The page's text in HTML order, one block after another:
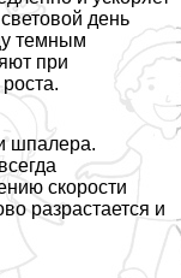
день
темным
при
шпалера.
скорости
разрастается и